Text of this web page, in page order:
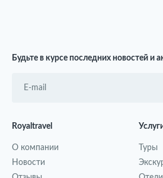
Будьте в курсе последних новостей и
Royaltravel
О компании
Новости
Туры